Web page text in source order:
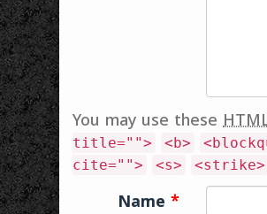
You may use these
title="">
<b>
cite="">
<s> <strike>
Name*